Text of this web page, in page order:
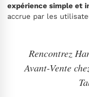
expérience simple et
accrue par les
Rencontrez
Avant-Vente